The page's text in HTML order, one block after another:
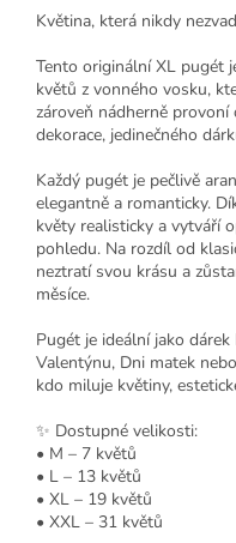
Květina, která nikdy
Tento originální XL pugét
květů z vonného vosku,
zároveň nádherně
dekorace, jedinečného
Každý pugét je pečlivě
elegantně a romanticky.
květy realisticky a vytváří
pohledu. Na rozdíl od
neztratí svou krásu a
měsíce.
Pugét je ideální jako
Valentýnu, Dni matek
kdo miluje květiny,
✨ Dostupné velikosti:
• M – 7 květů
• L – 13 květů
• XL – 19 květů
• XXL – 31 květů